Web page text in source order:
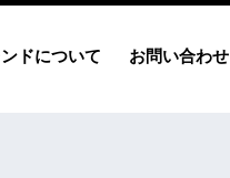
ドについて お問い合わせ